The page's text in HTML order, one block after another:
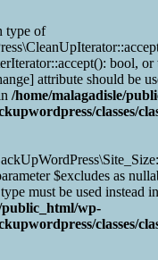
type of
bool, or
attribute should be
/home/malagadisle/
classes/
$excludes as
must be used instead in
public_html/wp-
classes/